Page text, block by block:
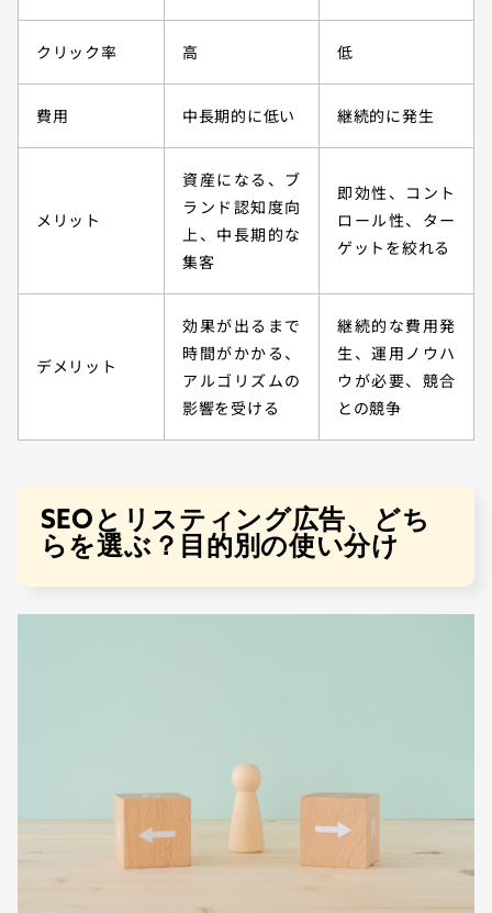
クリック率 高 低
費用 中長期的に低い 継続的に発生
メリット
資産になる、ブ
ランド認知度向
上、中長期的な
集客
即効性、コント
ロール性、ター
ゲットを絞れる
デメリット
効果が出るまで
時間がかかる、
アルゴリズムの
影響を受ける
継続的な費用発
生、運用ノウハ
ウが必要、競合
との競争
SEOとリスティング広告、どち
らを選ぶ？目的別の使い分け